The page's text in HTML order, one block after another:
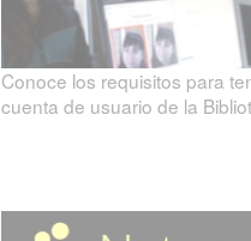
Conoce los requisitos para
cuenta de usuario de la